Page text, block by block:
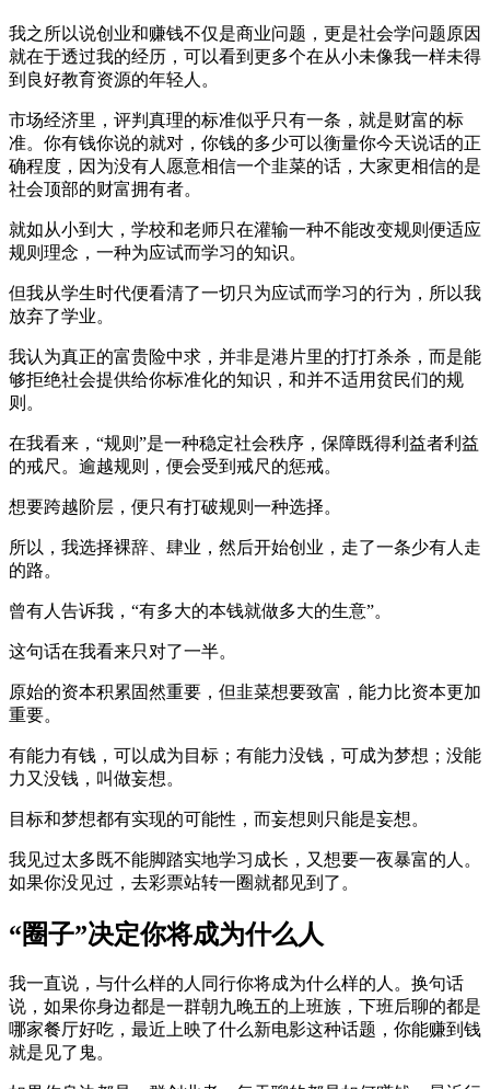
我之所以说创业和赚钱不仅是商业问题，更是社会学问题原因
就在于透过我的经历，可以看到更多个在从小未像我一样未得
到良好教育资源的年轻人。
市场经济里，评判真理的标准似乎只有一条，就是财富的标
准。你有钱你说的就对，你钱的多少可以衡量你今天说话的正
确程度，因为没有人愿意相信一个韭菜的话，大家更相信的是
社会顶部的财富拥有者。
就如从小到大，学校和老师只在灌输一种不能改变规则便适应
规则理念，一种为应试而学习的知识。
但我从学生时代便看清了一切只为应试而学习的行为，所以我
放弃了学业。
我认为真正的富贵险中求，并非是港片里的打打杀杀，而是能
够拒绝社会提供给你标准化的知识，和并不适用贫民们的规
则。
在我看来，“规则”是一种稳定社会秩序，保障既得利益者利益
的戒尺。逾越规则，便会受到戒尺的惩戒。
想要跨越阶层，便只有打破规则一种选择。
所以，我选择裸辞、肆业，然后开始创业，走了一条少有人走
的路。
曾有人告诉我，“有多大的本钱就做多大的生意”。
这句话在我看来只对了一半。
原始的资本积累固然重要，但韭菜想要致富，能力比资本更加
重要。
有能力有钱，可以成为目标；有能力没钱，可成为梦想；没能
力又没钱，叫做妄想。
目标和梦想都有实现的可能性，而妄想则只能是妄想。
我见过太多既不能脚踏实地学习成长，又想要一夜暴富的人。
如果你没见过，去彩票站转一圈就都见到了。
“圈子”决定你将成为什么人
我一直说，与什么样的人同行你将成为什么样的人。换句话
说，如果你身边都是一群朝九晚五的上班族，下班后聊的都是
哪家餐厅好吃，最近上映了什么新电影这种话题，你能赚到钱
就是见了鬼。